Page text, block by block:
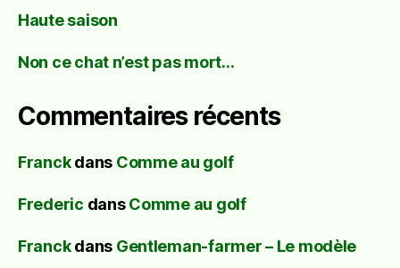
Haute saison
Non ce chat n’est pas mort…
Commentaires récents
Franckdans Comme au golf
Frederic dansComme au golf
Franckdans Gentleman-farmer – Le modèle